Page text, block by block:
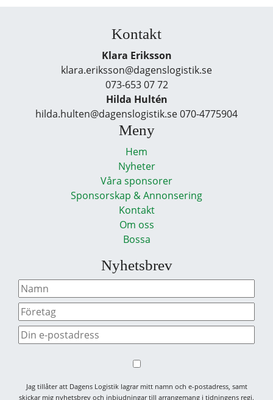
Kontakt
Klara Eriksson
klara.eriksson@dagenslogistik.se
073-653 07 72
Hilda Hultén
hilda.hulten@dagenslogistik.se 070-4775904
Meny
Hem
Nyheter
Våra sponsorer
Sponsorskap & Annonsering
Kontakt
Om oss
Bossa
Nyhetsbrev
Jag tillåter att Dagens Logistik lagrar mitt namn och e-postadress, samt
skickar mig nyhetsbrev och inbjudningar till arrangemang i tidningens regi.